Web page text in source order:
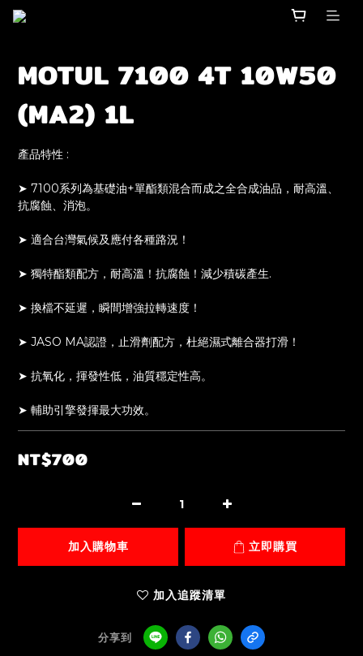
MOTUL 7100 4T 10W50
(MA2) 1L
產品特性 :
➤ 7100系列為基礎油+單酯類混合而成之全合成油品，耐高溫、
抗腐蝕、消泡。
➤ 適合台灣氣候及應付各種路況！
➤ 獨特酯類配方，耐高溫！抗腐蝕！減少積碳產生.
➤ 換檔不延遲，瞬間增強拉轉速度！
➤ JASO MA認證，止滑劑配方，杜絕濕式離合器打滑！
➤ 抗氧化，揮發性低，油質穩定性高。
➤ 輔助引擎發揮最大功效。
NT$700
加入購物車 立即購買
加入追蹤清單
分享到